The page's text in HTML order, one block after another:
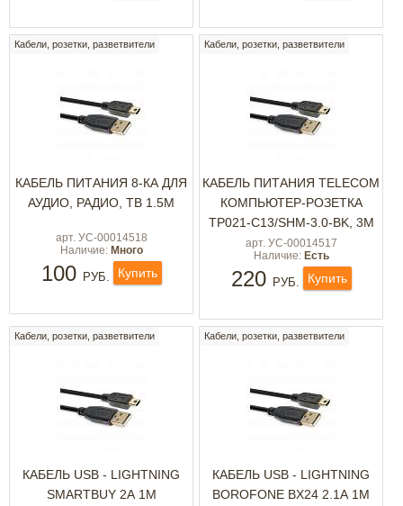
Кабели, розетки, разветвители
КАБЕЛЬ ПИТАНИЯ 8-КА ДЛЯ
АУДИО, РАДИО, ТВ 1.5М
арт. УС-00014518
Наличие: Много
100 РУБ. Купить
Кабели, розетки, разветвители
КАБЕЛЬ ПИТАНИЯ TELECOM
КОМПЬЮТЕР-РОЗЕТКА
TP021-C13/SHM-3.0-BK, 3М
арт. УС-00014517
Наличие: Есть
220 РУБ. Купить
Кабели, розетки, разветвители
КАБЕЛЬ USB - LIGHTNING
SMARTBUY 2А 1М
Кабели, розетки, разветвители
КАБЕЛЬ USB - LIGHTNING
BOROFONE BX24 2.1А 1М